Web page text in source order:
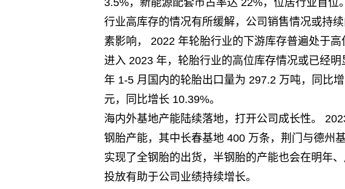
行业高库存的情况有所缓解，公司销售情况或持
素影响， 2022 年轮胎行业的下游库存普遍处于
进入 2023 年，轮胎行业的高位库存情况或已经
年 1-5 月国内的轮胎出口量为 297.2 万吨，同比
元，同比增长 10.39%。
海内外基地产能陆续落地，打开公司成长性。
钢胎产能，其中长春基地 400 万条，荆门与德州
实现了全钢胎的出货，半钢胎的产能也会在明年
投放有助于公司业绩持续增长。